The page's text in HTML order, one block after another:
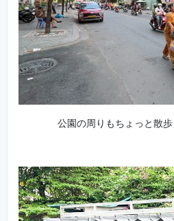
公園の周りもちょっと散歩